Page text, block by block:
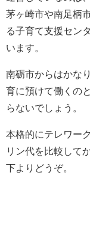
茅ヶ崎市や南足柄
る子育て支援セン
います。
南砺市からはかな
育に預けて働くの
らないでしょう。
本格的にテレワー
リン代を比較して
下よりどうぞ。